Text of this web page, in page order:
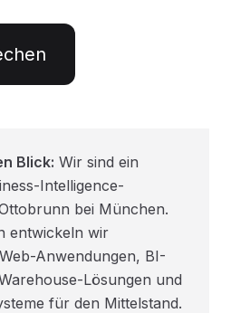
Blick: Wir sind ein
Intelligence-
bei München.
entwickeln wir
Anwendungen, BI-
Lösungen und
für den Mittelstand.